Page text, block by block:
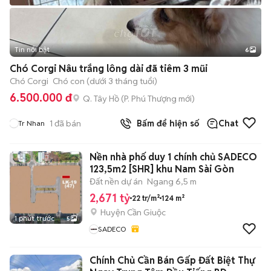
+2
Tin nổi bật 6
Chó Corgi Nâu trắng lông dài đã tiêm 3 mũi
Chó Corgi Chó con (dưới 3 tháng tuổi)
6.500.000 đ Q. Tây Hồ (P. Phú Thượng mới)
Tr Nhan 1 đã bán Bấm để hiện số Chat
1 phút trước 5
Nền nhà phố duy 1 chính chủ SADECO
123,5m2 [SHR] khu Nam Sài Gòn
Đất nền dự án Ngang 6,5 m
2,671 tỷ 22 tr/m² 124 m²
Huyện Cần Giuộc
SADECO
Chính Chủ Cần Bán Gấp Đất Biệt Thự